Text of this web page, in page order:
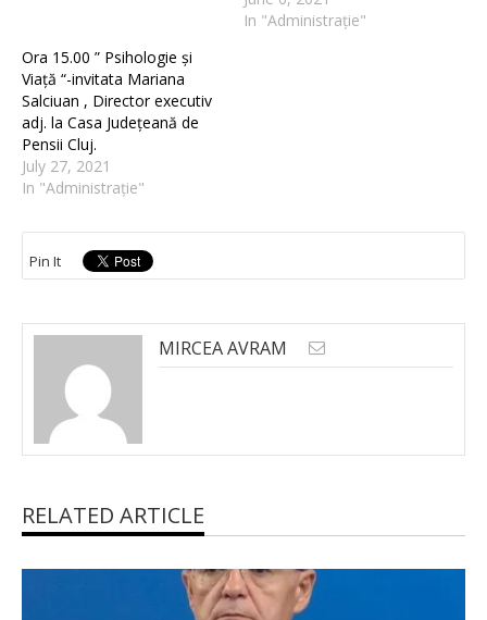
In "Administrație"
Ora 15.00 ” Psihologie și
Viață “-invitata Mariana
Salciuan , Director executiv
adj. la Casa Județeană de
Pensii Cluj.
July 27, 2021
In "Administrație"
Pin It
MIRCEA AVRAM
RELATED ARTICLE